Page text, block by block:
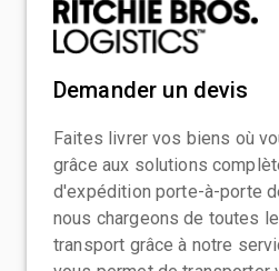
Demander un devis
Faites livrer vos biens où
grâce aux solutions
d'expédition porte-à-porte
nous chargeons de toutes
transport grâce à notre